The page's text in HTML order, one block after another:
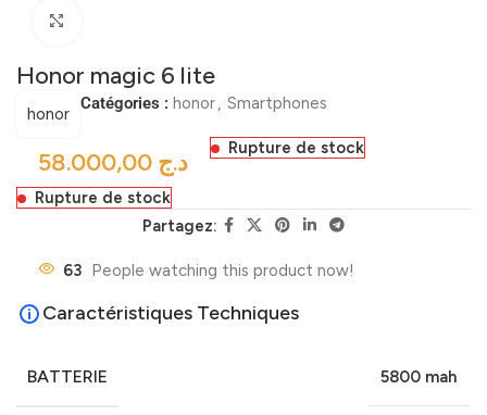
Honor magic 6 lite
honor
Catégories : honor, Smartphones
د.ج Rupture de stock
Rupture de stock
Partagez:
63 People watching this product now!
Caractéristiques Techniques
BATTERIE 5800 mah